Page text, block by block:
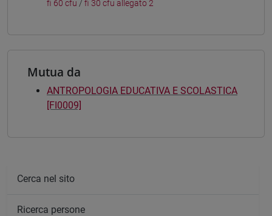
fi 60 cfu / fi 30 cfu allegato 2
Mutua da
ANTROPOLOGIA EDUCATIVA E SCOLASTICA
[FI0009]
Cerca nel sito
Ricerca persone